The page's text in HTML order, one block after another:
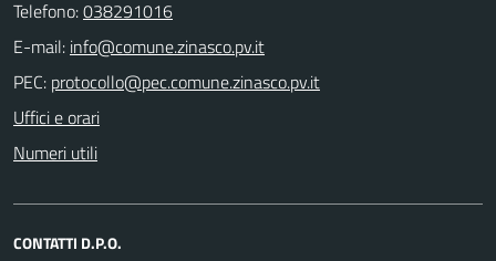
Telefono:038291016
E-mail:
PEC:
Uffici e orari
Numeri utili
CONTATTI D.P.O.